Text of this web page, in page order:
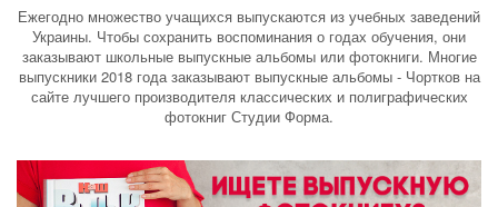
Ежегодно множество учащихся выпускаются из учебных заведений
Украины. Чтобы сохранить воспоминания о годах обучения, они
заказывают школьные выпускные альбомы или фотокниги. Многие
выпускники 2018 года заказывают выпускные альбомы - Чортков на
сайте лучшего производителя классических и полиграфических
фотокниг Студии Форма.